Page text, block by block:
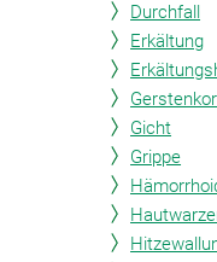
Durchfall
Erkältung
Gicht
Grippe